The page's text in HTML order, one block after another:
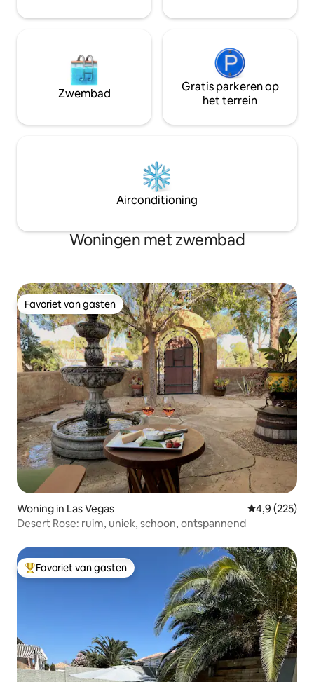
overvloed aan
Zwembad
Gratis parkeren op
het terrein
Airconditioning
Woningen met zwembad
Favoriet van gasten
Favoriet van gasten
Woning in Las Vegas Gemiddelde
4,9 (225)
Desert Rose: ruim, uniek, schoon, ontspannend
Topfavoriet van gasten
Favoriet van gasten